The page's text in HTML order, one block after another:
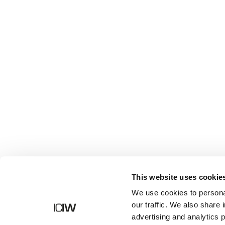
This website uses
We use cookies to
our traffic. We also share
advertising and analytics
Butik